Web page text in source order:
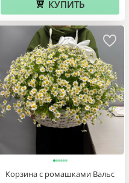
КУПИТЬ
Корзина с ромашками Вальс